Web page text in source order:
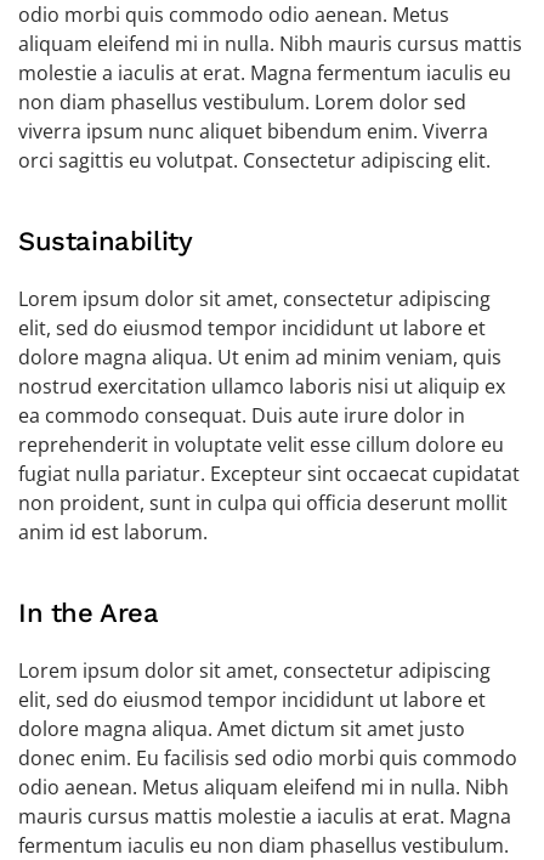
odio morbi quis commodo odio aenean. Metus
aliquam eleifend mi in nulla. Nibh mauris cursus mattis
molestie a iaculis at erat. Magna fermentum iaculis eu
non diam phasellus vestibulum. Lorem dolor sed
viverra ipsum nunc aliquet bibendum enim. Viverra
orci sagittis eu volutpat. Consectetur adipiscing elit.
Sustainability
Lorem ipsum dolor sit amet, consectetur adipiscing
elit, sed do eiusmod tempor incididunt ut labore et
dolore magna aliqua. Ut enim ad minim veniam, quis
nostrud exercitation ullamco laboris nisi ut aliquip ex
ea commodo consequat. Duis aute irure dolor in
reprehenderit in voluptate velit esse cillum dolore eu
fugiat nulla pariatur. Excepteur sint occaecat cupidatat
non proident, sunt in culpa qui officia deserunt mollit
anim id est laborum.
In the Area
Lorem ipsum dolor sit amet, consectetur adipiscing
elit, sed do eiusmod tempor incididunt ut labore et
dolore magna aliqua. Amet dictum sit amet justo
donec enim. Eu facilisis sed odio morbi quis commodo
odio aenean. Metus aliquam eleifend mi in nulla. Nibh
mauris cursus mattis molestie a iaculis at erat. Magna
fermentum iaculis eu non diam phasellus vestibulum.